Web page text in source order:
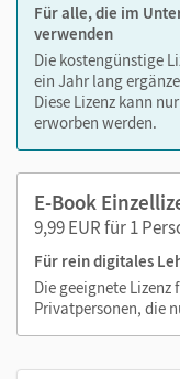
Die Medien sind
sind seitengenau
jederzeit
gestalten Sie das
abwechslungsreich.
zeitaufwendiges
Medien in diesem E-
Lesen mit
Strategiefilme
Hörtexte
Für alle, die im
verwenden
Die kostengünstige
ein Jahr lang
Diese Lizenz kann
erworben werden.
E-Book
9,99 EUR für 1
Für rein digitales
Die geeignete
Privatpersonen, die